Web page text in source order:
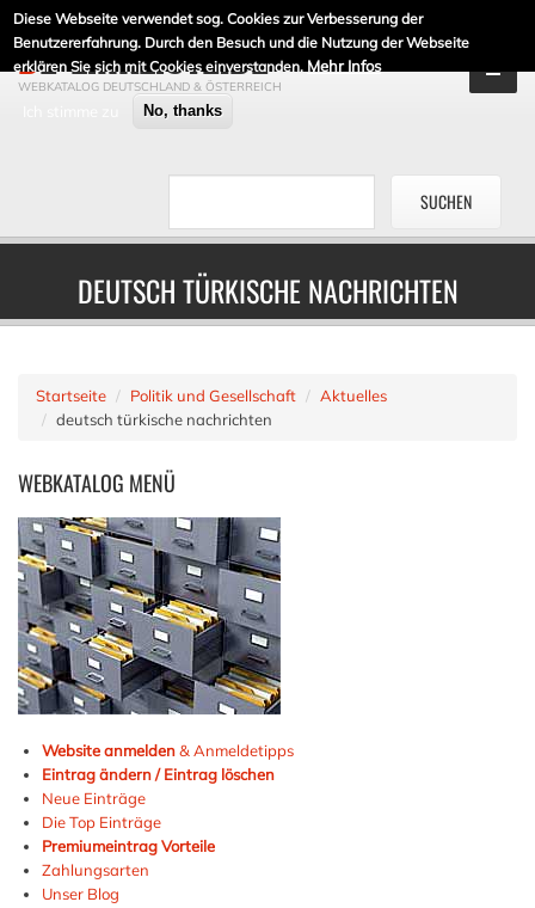
Diese Webseite verwendet sog. Cookies zur Verbesserung der
Benutzererfahrung. Durch den Besuch und die Nutzung der Webseite
erklären Sie sich mit Cookies einverstanden. Mehr Infos
No, thanks
DE-LINKLISTE.DE
WEBKATALOG DEUTSCHLAND & ÖSTERREICH
DEUTSCH TÜRKISCHE NACHRICHTEN
Startseite Politik und Gesellschaft
Aktuelles
deutsch türkische nachrichten
WEBKATALOG MENÜ
Website anmelden& Anmeldetipps
Eintrag ändern / Eintrag löschen
Neue Einträge
Die Top Einträge
Premiumeintrag Vorteile
Zahlungsarten
Unser Blog